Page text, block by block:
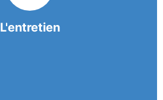
L'entretien